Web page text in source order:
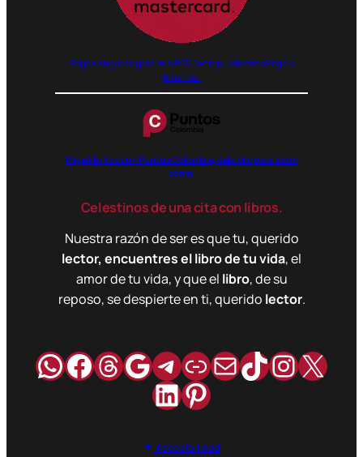
Pagos seguros gracias a PSE, Wompi, MercadoPago y
Binance.
Paga libritos con Puntos Colombia, dale clic para saber
cómo.
Celestinos de una cita con libros.
Nuestra razón de ser es que tu, querido
lector, encuentres el libro de tu vida, el
amor de tu vida, y que el libro, de su
reposo, se despierte en ti, querido lector.
WhatsApp
Facebook
Hilos
Google
Telegram
Enlace
Correo
TikTok
X
LinkedIn
Pinterest
Accesibilidad